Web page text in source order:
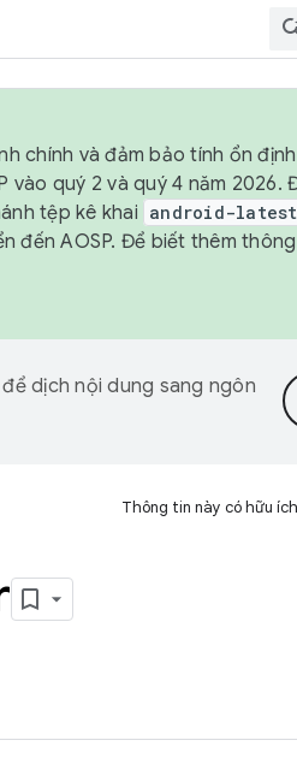
chính và đảm bảo tính ổn
vào quý 2 và quý 4 năm
tệp kê khai android-
đến AOSP. Để biết thêm
dịch nội dung sang ngôn
Thông tin này có hữu